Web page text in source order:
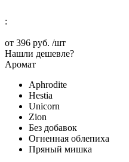
:
от 396 руб. /шт
Нашли дешевле?
Аромат
Aphrodite
Hestia
Unicorn
Zion
Без добавок
Огненная облепиха
Пряный мишка